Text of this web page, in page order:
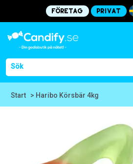
Företag Privat
Start > Haribo Körsbär 4kg